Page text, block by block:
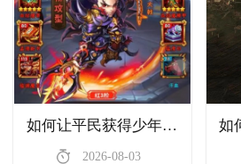
如何让平民获得少年三国志暗金将
2026-08-03